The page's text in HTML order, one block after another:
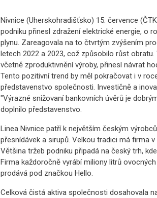
Nivnice (Uherskohradišťsko) 15. července
podniku přinesl zdražení elektrické energie, o
plynu. Zareagovala na to čtvrtým zvýšením
letech 2022 a 2023, což způsobilo růst
včetně zproduktivnění výroby, přinesl návrat
Tento pozitivní trend by měl pokračovat i v
představenstvo společnosti. Investičně a
"Výrazné snižovaní bankovních úvěrů je
doplnilo představenstvo.
Linea Nivnice patří k největším českým
přesnídávek a sirupů. Velkou tradici má firma
Většina tržeb podniku připadá na český trh,
Firma každoročně vyrábí miliony litrů
prodává pod značkou Hello.
Celková čistá aktiva společnosti dosahovala